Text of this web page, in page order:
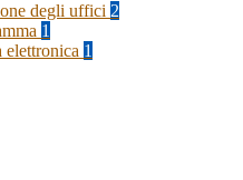
degli uffici 2
1
elettronica 1